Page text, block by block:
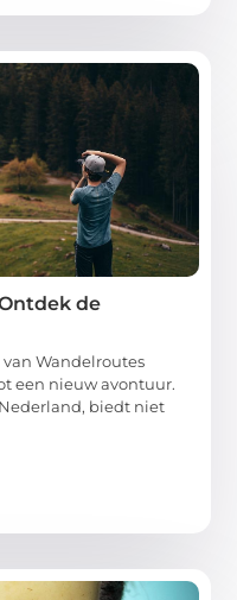
de
Wandelroutes
een nieuw avontuur.
biedt niet